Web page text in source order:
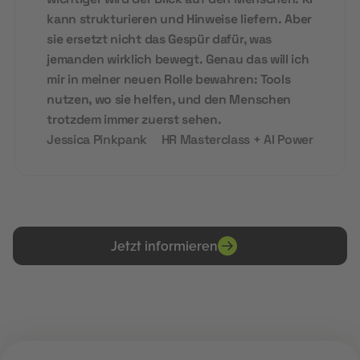
kann strukturieren und Hinweise liefern. Aber
sie ersetzt nicht das Gespür dafür, was
jemanden wirklich bewegt. Genau das will ich
mir in meiner neuen Rolle bewahren: Tools
nutzen, wo sie helfen, und den Menschen
trotzdem immer zuerst sehen.
Jessica Pinkpank
HR Masterclass + AI Power
Jetzt informieren